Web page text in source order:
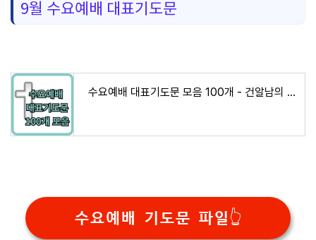
9월 수요예배 대표기도문
수요예배 대표기도문 모음 100개 - 건알남의 비즈니스, 라이프
수요예배 기도문 파일👆️